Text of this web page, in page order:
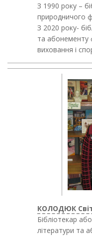
З 1990 року –
природничого
З 2020 року-
та абонементу
виховання і
КОЛОДЮК
Бібліотекар
літератури та